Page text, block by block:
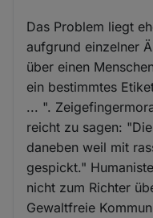
Das Problem liegt
aufgrund einzelner
über einen
ein bestimmtes
... ".
reicht zu sagen:
daneben weil mit
gespickt."
nicht zum Richter
Gewaltfreie